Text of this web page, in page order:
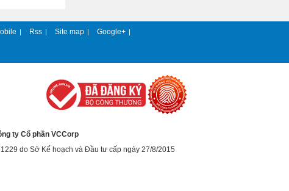
| Rss | Site map | Google+ |
ty Cổ phần VCCorp
do Sở Kế hoạch và Đầu tư cấp ngày 27/8/2015